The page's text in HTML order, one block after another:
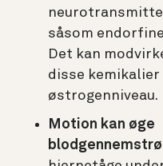
såsom
Det kan
disse
østrogenniveau.
Motion kan øge